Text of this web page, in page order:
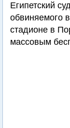
Египетский
обвиняемого
стадионе в
массовым